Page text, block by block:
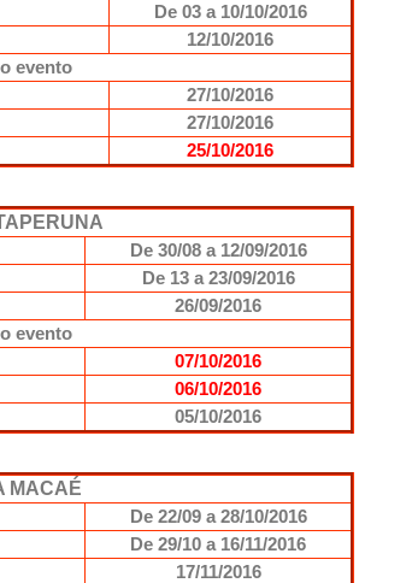
De 03 a 10/10/2016
12/10/2016
evento
27/10/2016
27/10/2016
25/10/2016
De 30/08 a 12/09/2016
De 13 a 23/09/2016
26/09/2016
evento
07/10/2016
06/10/2016
05/10/2016
MACAÉ
De 22/09 a 28/10/2016
De 29/10 a 16/11/2016
17/11/2016